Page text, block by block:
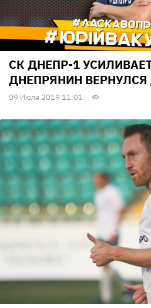
СК ДНЕПР-1
ДНЕПРЯНИН
09 Июля 2019 11:01